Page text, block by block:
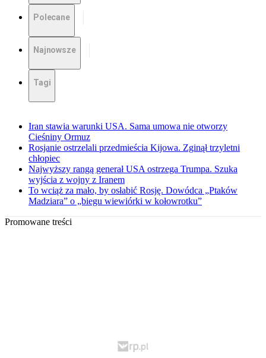
Polecane
Najnowsze
Tagi
Iran stawia warunki USA. Sama umowa nie otworzy
Cieśniny Ormuz
Rosjanie ostrzelali przedmieścia Kijowa. Zginął trzyletni
chłopiec
Najwyższy rangą generał USA ostrzega Trumpa. Szuka
wyjścia z wojny z Iranem
To wciąż za mało, by osłabić Rosję. Dowódca „Ptaków
Madziara” o „biegu wiewiórki w kołowrotku”
Promowane treści